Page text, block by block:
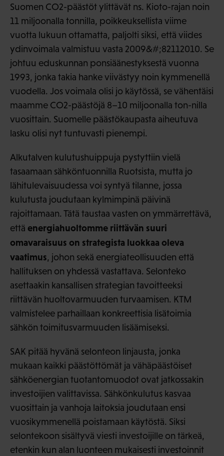
Suomen CO2-päästöt ylittävät ns. Kioto-rajan noin
11 miljoonalla tonnilla, poikkeuksellista viime
vuotta lukuun ottamatta, paljolti siksi, että viides
ydinvoimala valmistuu vasta 2009&#;82112010. Se
johtuu eduskunnan ponsiäänestyksestä vuonna
1993, jonka takia hanke viivästyy noin kymmenellä
vuodella. Jos voimala olisi jo käytössä, se vähentäisi
maamme CO2-päästöjä 8–10 miljoonalla ton-nilla
vuosittain. Suomelle päästökaupasta aiheutuva
lasku olisi nyt tuntuvasti pienempi.
Alkutalven kulutushuippuja pystyttiin vielä
tasaamaan sähköntuonnilla Ruotsista, mutta jo
lähitulevaisuudessa voi syntyä tilanne, jossa
kulutusta joudutaan kylmimpinä päivinä
rajoittamaan. Tätä taustaa vasten on ymmärrettävä,
että energiahuoltomme riittävän suuri
omavaraisuus on strategista luokkaa oleva
vaatimus, johon sekä energiateollisuuden että
hallituksen on yhdessä vastattava. Selonteko
asettaakin kansallisen strategian tavoitteeksi
riittävän huoltovarmuuden turvaamisen. KTM
valmistelee parhaillaan konkreettisia lisätoimia
sähkön toimitusvarmuuden lisäämiseksi.
SAK pitää hyvänä selonteon linjausta, jonka
mukaan kaikki päästöttömät ja vähäpäästöiset
sähköenergian tuotantomuodot ovat jatkossakin
investoijien valittavissa. Sähkönkulutus kasvaa
vuosittain ja vanhoja laitoksia joudutaan ensi
vuosikymmenellä poistamaan käytöstä. Siksi
selontekoon sisältyvä viesti investoijille on tärkeä,
etenkin kun alan luonteen mukaisesti investoinnit